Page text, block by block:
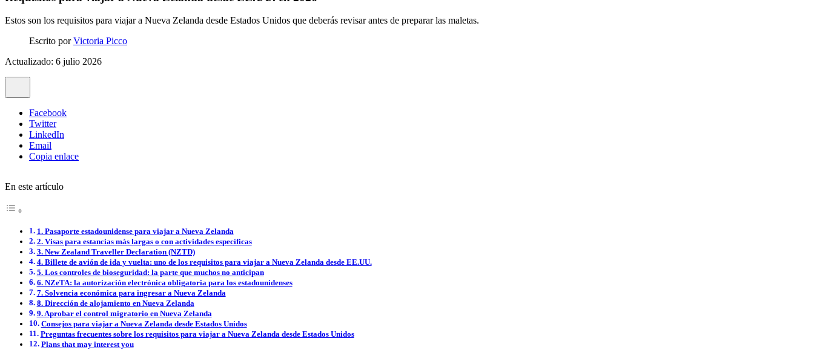
Estos son los requisitos para viajar a Nueva Zelanda desde Estados Unidos que deberás revisar antes de preparar las maletas.
Escrito porVictoria Picco
Actualizado: 6 julio 2026
Facebook
Twitter
LinkedIn
Email
Copia enlace
En este artículo
1. Pasaporte estadounidense para viajar a Nueva Zelanda
2. Visas para estancias más largas o con actividades específicas
3. New Zealand Traveller Declaration (NZTD)
4. Billete de avión de ida y vuelta: uno de los requisitos para viajar a Nueva Zelanda desde EE.UU.
5. Los controles de bioseguridad: la parte que muchos no anticipan
6. NZeTA: la autorización electrónica obligatoria para los estadounidenses
7. Solvencia económica para ingresar a Nueva Zelanda
8. Dirección de alojamiento en Nueva Zelanda
9. Aprobar el control migratorio en Nueva Zelanda
Consejos para viajar a Nueva Zelanda desde Estados Unidos
Preguntas frecuentes sobre los requisitos para viajar a Nueva Zelanda desde Estados Unidos
Plans that may interest you